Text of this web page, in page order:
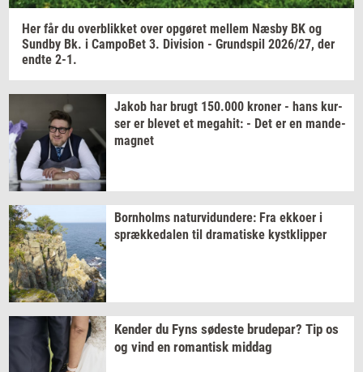
Her får du over­blik­ket over op­gø­ret mel­lem Næsby BK og
Sund­by Bk. i Cam­po­Bet 3. Di­vi­sion - Grund­spil 2026/27, der
endte 2-1.
Jakob har brugt 150.000 kro­ner - hans kur­
ser er ble­vet et me­ga­hit: - Det er en mande-​
magnet
Born­holms na­tur­vi­dun­de­re: Fra ek­ko­er i
spræk­ke­da­len til dra­ma­ti­ske kyst­klip­per
Ken­der du Fyns sø­de­ste bru­de­par? Tip os
og vind en ro­man­tisk mid­dag